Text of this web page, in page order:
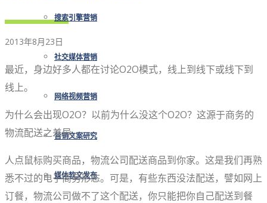
搜索引擎营销
社交媒体营销
网络视频营销
营销文案研究
媒体软文发布
2013年8月23日
最近，身边好多人都在讨论O2O模式，线上到线下或线下到
线上。
为什么会出现O2O？以前为什么没这个O2O？这源于商务的
物流配送之差异。
人点鼠标购买商品，物流公司配送商品到你家。这是我们再熟
悉不过的电子商务形态。可是，有些东西没法配送，譬如网上
订餐，物流公司做不了这个配送，你只能把你自己配送到餐